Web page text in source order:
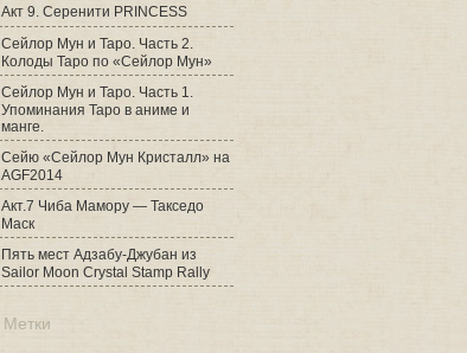
Акт 9. Серенити PRINCESS
Сейлор Мун и Таро. Часть 2.
Колоды Таро по «Сейлор Мун»
Сейлор Мун и Таро. Часть 1.
Упоминания Таро в аниме и
манге.
Cейю «Сейлор Мун Кристалл» на
AGF2014
Акт.7 Чиба Мамору — Такседо
Маск
Пять мест Адзабу-Джубан из
Sailor Moon Crystal Stamp Rally
Метки